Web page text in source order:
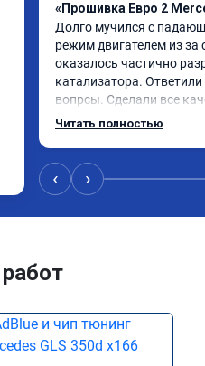
«Прошивка Евро 2
Долго мучился с
режим двигателем из за
оказалось частично
катализатора.
вопрсы. Сделали все
несмотря на конец
Читать полностью
‹ ›